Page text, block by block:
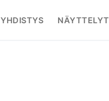
YHDISTYS NÄYTTELYT